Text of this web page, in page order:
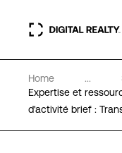
Data Centers
PlatformDIGITAL®
Home ...
Expertise et
d'activité brief :